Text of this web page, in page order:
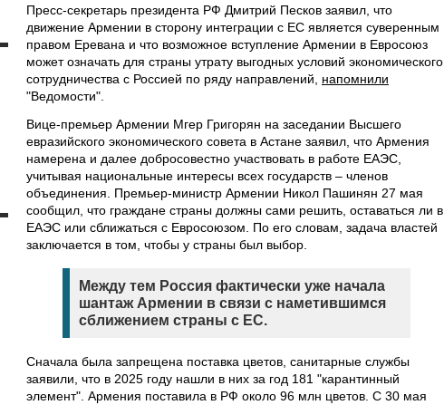
Пресс-секретарь президента РФ Дмитрий Песков заявил, что
движение Армении в сторону интеграции с ЕС является суверенным
правом Еревана и что возможное вступление Армении в Евросоюз
может означать для страны утрату выгодных условий экономического
сотрудничества с Россией по ряду направлений, напомнили
"Ведомости".
Вице-премьер Армении Мгер Григорян на заседании Высшего
евразийского экономического совета в Астане заявил, что Армения
намерена и далее добросовестно участвовать в работе ЕАЭС,
учитывая национальные интересы всех государств – членов
объединения. Премьер-министр Армении Никол Пашинян 27 мая
сообщил, что граждане страны должны сами решить, оставаться ли в
ЕАЭС или сближаться с Евросоюзом. По его словам, задача властей
заключается в том, чтобы у страны был выбор.
Между тем Россия фактически уже начала
шантаж Армении в связи с наметившимся
сближением страны с ЕС.
Сначала была запрещена поставка цветов, санитарные службы
заявили, что в 2025 году нашли в них за год 181 "карантинный
элемент". Армения поставила в РФ около 96 млн цветов. С 30 мая